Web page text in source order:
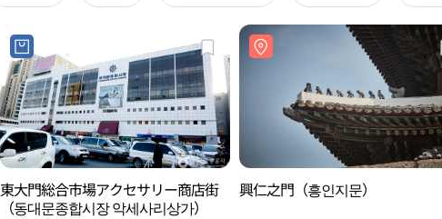
東大門総合市場アクセサリー商店街
（동대문종합시장 악세사리상가）
興仁之門（흥인지문）